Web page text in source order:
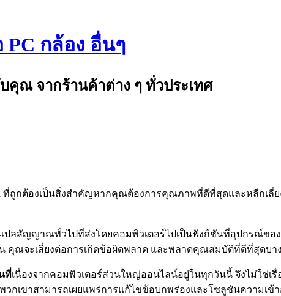
กล้อง อื่นๆ
คุณ จากร้านค้าต่าง ๆ ทั่วประเทศ
ที่ถูกต้องเป็นสิ่งสำคัญหากคุณต้องการคุณภาพที่ดีที่สุดและหลีกเลี่
ปลสัญญาณทั่วไปที่ส่งโดยคอมพิวเตอร์ไปเป็นฟังก์ชันที่อุปกรณ์ขอ
คุณจะเสี่ยงต่อการเกิดข้อผิดพลาด และพลาดคุณสมบัติที่ดีที่สุดบ
ที่เนื่องจากคอมพิวเตอร์ส่วนใหญ่ออนไลน์อยู่ในทุกวันนี้ จึงไม่ใช่เ
พวกเขาสามารถเผยแพร่การแก้ไขข้อบกพร่องและโซลูชันความเข้